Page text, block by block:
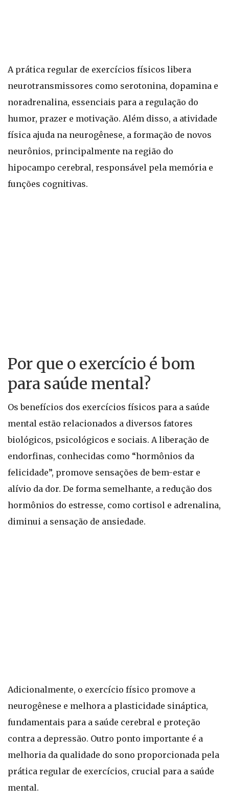
A prática regular de exercícios físicos libera
neurotransmissores como serotonina, dopamina e
noradrenalina, essenciais para a regulação do
humor, prazer e motivação. Além disso, a atividade
física ajuda na neurogênese, a formação de novos
neurônios, principalmente na região do
hipocampo cerebral, responsável pela memória e
funções cognitivas.
Por que o exercício é bom
para saúde mental?
Os benefícios dos exercícios físicos para a saúde
mental estão relacionados a diversos fatores
biológicos, psicológicos e sociais. A liberação de
endorfinas, conhecidas como “hormônios da
felicidade”, promove sensações de bem-estar e
alívio da dor. De forma semelhante, a redução dos
hormônios do estresse, como cortisol e adrenalina,
diminui a sensação de ansiedade.
Adicionalmente, o exercício físico promove a
neurogênese e melhora a plasticidade sináptica,
fundamentais para a saúde cerebral e proteção
contra a depressão. Outro ponto importante é a
melhoria da qualidade do sono proporcionada pela
prática regular de exercícios, crucial para a saúde
mental.